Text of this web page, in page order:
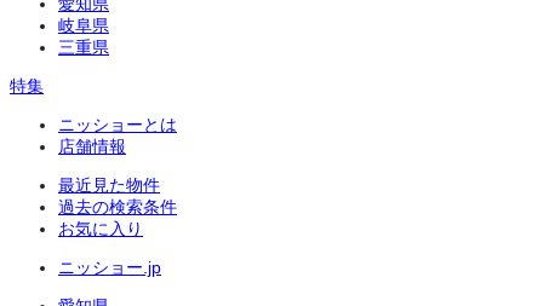
岐阜県
三重県
特集
ニッショーとは
店舗情報
最近見た物件
過去の検索条件
お気に入り
ニッショー.jp